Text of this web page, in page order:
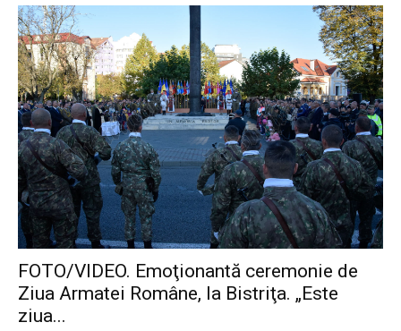
FOTO/VIDEO. Emoţionantă ceremonie de
Ziua Armatei Române, la Bistriţa. „Este
ziua...